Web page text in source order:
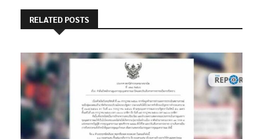
RELATED POSTS